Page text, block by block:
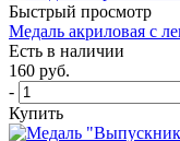
Быстрый просмотр
Медаль акриловая с
Есть в наличии
160 руб.
-
Купить